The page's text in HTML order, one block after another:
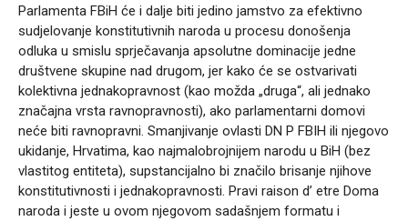
Parlamenta FBiH će i dalje biti jedino jamstvo za efektivno
sudjelovanje konstitutivnih naroda u procesu donošenja
odluka u smislu sprječavanja apsolutne dominacije jedne
društvene skupine nad drugom, jer kako će se ostvarivati
kolektivna jednakopravnost (kao možda „druga“, ali jednako
značajna vrsta ravnopravnosti), ako parlamentarni domovi
neće biti ravnopravni. Smanjivanje ovlasti DN P FBIH ili njegovo
ukidanje, Hrvatima, kao najmalobrojnijem narodu u BiH (bez
vlastitog entiteta), supstancijalno bi značilo brisanje njihove
konstitutivnosti i jednakopravnosti. Pravi raison d’ etre Doma
naroda i jeste u ovom njegovom sadašnjem formatu i